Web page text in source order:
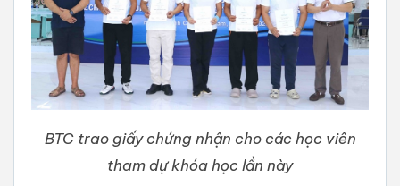
BTC trao giấy chứng nhận cho các học viên
tham dự khóa học lần này